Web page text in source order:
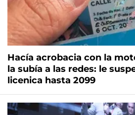
Hacía acrobacia con la
la subía a las redes: le
licenica hasta 2099